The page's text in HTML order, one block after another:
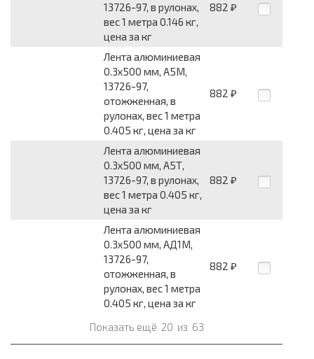
13726-97, в рулонах,
вес 1 метра 0.146 кг,
цена за кг
882 ₽
Лента алюминиевая
0.3x500 мм, А5М,
13726-97,
отожженная, в
рулонах, вес 1 метра
0.405 кг, цена за кг
882 ₽
Лента алюминиевая
0.3x500 мм, А5Т,
13726-97, в рулонах,
вес 1 метра 0.405 кг,
цена за кг
882 ₽
Лента алюминиевая
0.3x500 мм, АД1М,
13726-97,
отожженная, в
рулонах, вес 1 метра
0.405 кг, цена за кг
882 ₽
Показать ещё 20 из 63